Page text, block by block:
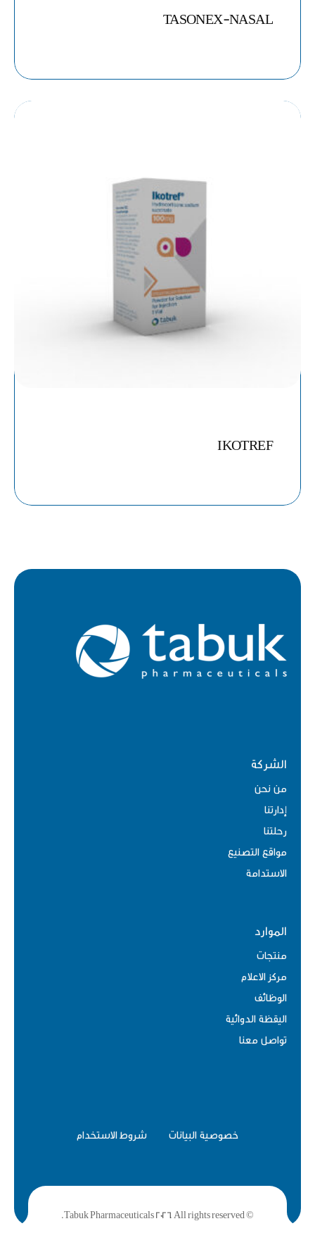
TASONEX-NASAL
IKOTREF
الشركة
من نحن
إدارتنا
رحلتنا
مواقع التصنيع
الاستدامة
الموارد
منتجات
مركز الاعلام
الوظائف
اليقظة الدوائية
تواصل معنا
خصوصية البيانات شروط الاستخدام
© Tabuk Pharmaceuticals 2026. All rights reserved.